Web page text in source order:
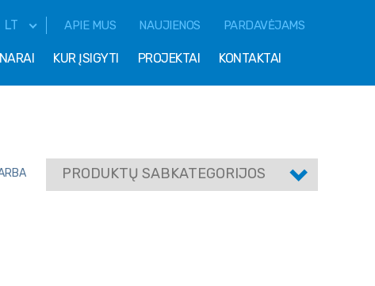
APIE MUS NAUJIENOS PARDAVĖJAMS
LT
KUR ĮSIGYTI PROJEKTAI KONTAKTAI
PRODUKTŲ SABKATEGORIJOS